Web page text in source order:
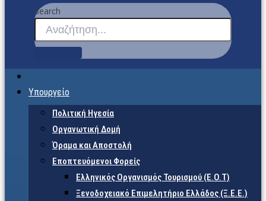
Search
Υπουργείο
Πολιτική Ηγεσία
Οργανωτική Δομή
Όραμα και Αποστολή
Εποπτευόμενοι Φορείς
Eλληνικός Οργανισμός Τουρισμού (Ε.Ο.Τ)
Ξενοδοχειακό Επιμελητήριο Ελλάδος (Ξ.Ε.Ε.)